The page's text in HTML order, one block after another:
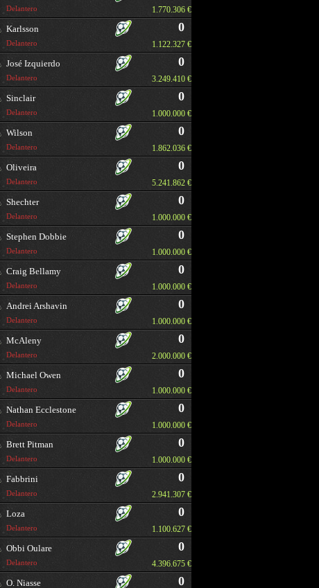
Delantero 1.770.306 €
Karlsson
Delantero
0
1.122.327 €
José Izquierdo
Delantero
0
3.249.410 €
Sinclair
Delantero
0
1.000.000 €
Wilson
Delantero
0
1.862.036 €
Oliveira
Delantero
0
5.241.862 €
Shechter
Delantero
0
1.000.000 €
Stephen Dobbie
Delantero
0
1.000.000 €
Craig Bellamy
Delantero
0
1.000.000 €
Andrei Arshavin
Delantero
0
1.000.000 €
McAleny
Delantero
0
2.000.000 €
Michael Owen
Delantero
0
1.000.000 €
Nathan Ecclestone
Delantero
0
1.000.000 €
Brett Pitman
Delantero
0
1.000.000 €
Fabbrini
Delantero
0
2.941.307 €
Loza
Delantero
0
1.100.627 €
Obbi Oulare
Delantero
0
4.396.675 €
O. Niasse 0